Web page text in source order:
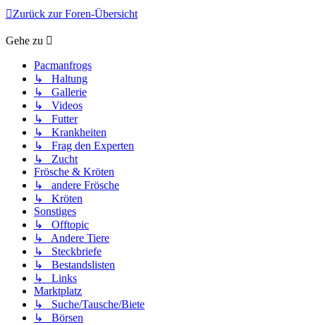
Zurück zur Foren-Übersicht
Gehe zu
Pacmanfrogs
↳ Haltung
↳ Gallerie
↳ Videos
↳ Futter
↳ Krankheiten
↳ Frag den Experten
↳ Zucht
Frösche & Kröten
↳ andere Frösche
↳ Kröten
Sonstiges
↳ Offtopic
↳ Andere Tiere
↳ Steckbriefe
↳ Bestandslisten
↳ Links
Marktplatz
↳ Suche/Tausche/Biete
↳ Börsen